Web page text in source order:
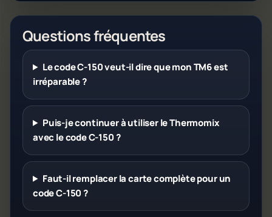
Questions fréquentes
Le code C-150 veut-il dire que mon TM6 est
irréparable ?
Puis-je continuer à utiliser le Thermomix
avec le code C-150 ?
Faut-il remplacer la carte complète pour un
code C-150 ?